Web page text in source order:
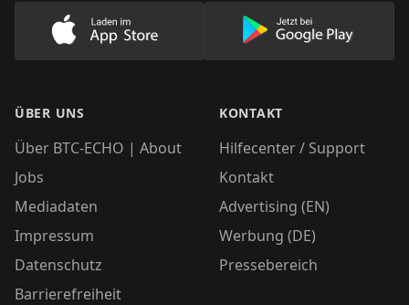
Lade unsere App im AppStore herunter
Lade unsere
ÜBER UNS
Über BTC-ECHO | About
Jobs
Mediadaten
Impressum
Datenschutz
Barrierefreiheit
KONTAKT
Hilfecenter / Support
Kontakt
Advertising (EN)
Werbung (DE)
Pressebereich